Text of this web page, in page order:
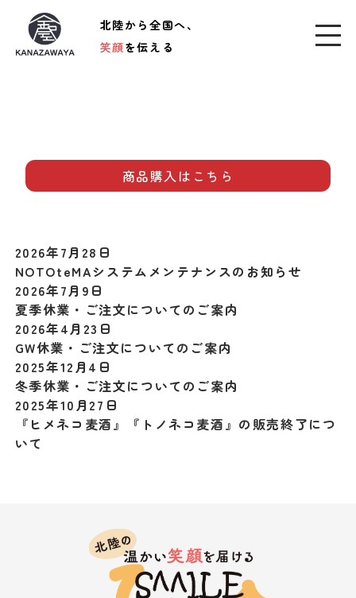
北陸から全国へ、
笑顔を伝える
商品購入はこちら
2026年7月28日
NOTOteMAシステムメンテナンスのお知らせ
2026年7月9日
夏季休業・ご注文についてのご案内
2026年4月23日
GW休業・ご注文についてのご案内
2025年12月4日
冬季休業・ご注文についてのご案内
2025年10月27日
『ヒメネコ麦酒』『トノネコ麦酒』の販売終了につ
いて